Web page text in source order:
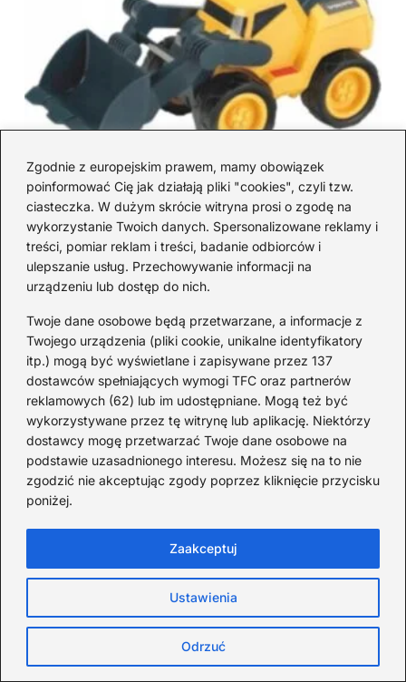
Zgodnie z europejskim prawem, mamy obowiązek
poinformować Cię jak działają pliki "cookies", czyli tzw.
ciasteczka. W dużym skrócie witryna prosi o zgodę na
wykorzystanie Twoich danych. Spersonalizowane reklamy i
treści, pomiar reklam i treści, badanie odbiorców i
ulepszanie usług. Przechowywanie informacji na
urządzeniu lub dostęp do nich.
Twoje dane osobowe będą przetwarzane, a informacje z
Twojego urządzenia (pliki cookie, unikalne identyfikatory
itp.) mogą być wyświetlane i zapisywane przez 137
dostawców spełniających wymogi TFC oraz partnerów
reklamowych (62) lub im udostępniane. Mogą też być
wykorzystywane przez tę witrynę lub aplikację. Niektórzy
dostawcy mogę przetwarzać Twoje dane osobowe na
podstawie uzasadnionego interesu. Możesz się na to nie
zgodzić nie akceptując zgody poprzez kliknięcie przycisku
poniżej.
Ustawienia
Odrzuć
Zaakceptuj
Najlepsze ładowarki zabawek dla dzieci –
trwałość i frajda w jednym
2026-08-05
Gdzie zrobić kurs opiekunki dziecięcej i
zyskać pewność siebie — sprawdzone